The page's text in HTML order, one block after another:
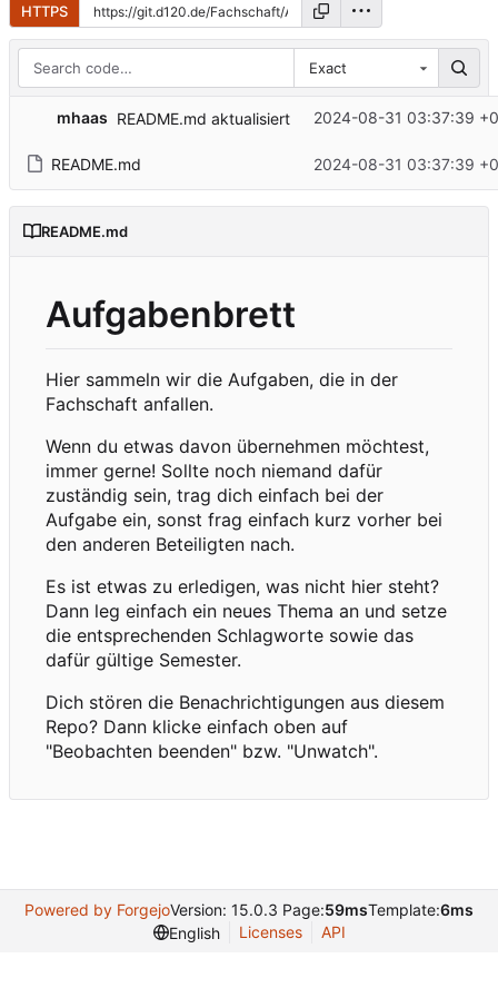
HTTPS
Exact
mhaas README.md aktualisiert 2024-08-31 03:37:39
README.md 2024-08-31 03:37:39
README.md
Aufgabenbrett
Hier sammeln wir die Aufgaben, die in der
Fachschaft anfallen.
Wenn du etwas davon übernehmen möchtest,
immer gerne! Sollte noch niemand dafür
zuständig sein, trag dich einfach bei der
Aufgabe ein, sonst frag einfach kurz vorher bei
den anderen Beteiligten nach.
Es ist etwas zu erledigen, was nicht hier steht?
Dann leg einfach ein neues Thema an und setze
die entsprechenden Schlagworte sowie das
dafür gültige Semester.
Dich stören die Benachrichtigungen aus diesem
Repo? Dann klicke einfach oben auf
"Beobachten beenden" bzw. "Unwatch".
Powered by ForgejoVersion: 15.0.3 Page:59msTemplate:6ms
English
Licenses API